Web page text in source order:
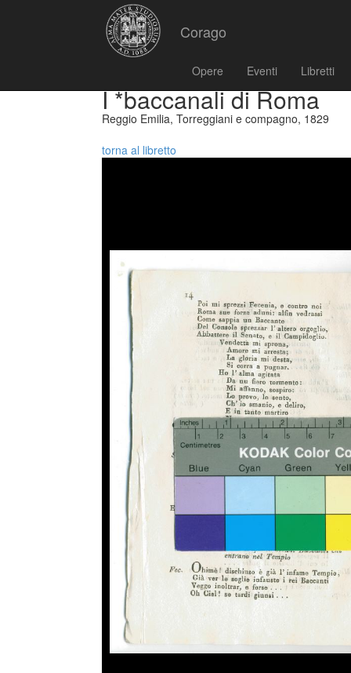
Corago
Opere Eventi Libretti
I *baccanali di Roma
Reggio Emilia, Torreggiani e compagno, 1829
torna al libretto